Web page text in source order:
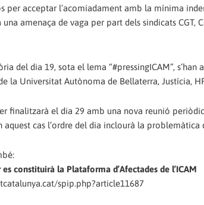
per acceptar l’acomiadament amb la mínima
amenaça de vaga per part dels sindicats CGT,
del dia 19, sota el lema “#pressingICAM”,
la Universitat Autònoma de Bellaterra, Justícia,
finalitzarà el dia 29 amb una nova reunió
aquest cas l’ordre del dia inclourà la
es constituirà la Plataforma d’Afectades de l’ICAM
spip.php?article11687